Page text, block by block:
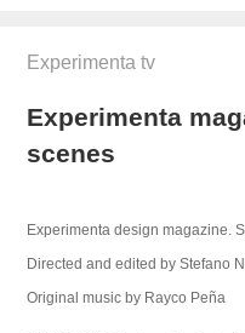
Experimenta tv
Experimenta
scenes
Experimenta design magazine.
Directed and edited by Stefano
Original music by Rayco Peña